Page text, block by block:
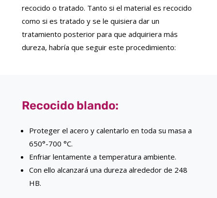
recocido o tratado. Tanto si el material es recocido
como si es tratado y se le quisiera dar un
tratamiento posterior para que adquiriera más
dureza, habría que seguir este procedimiento:
Recocido blando:
Proteger el acero y calentarlo en toda su masa a
650°-700 °C.
Enfriar lentamente a temperatura ambiente.
Con ello alcanzará una dureza alrededor de 248
HB.